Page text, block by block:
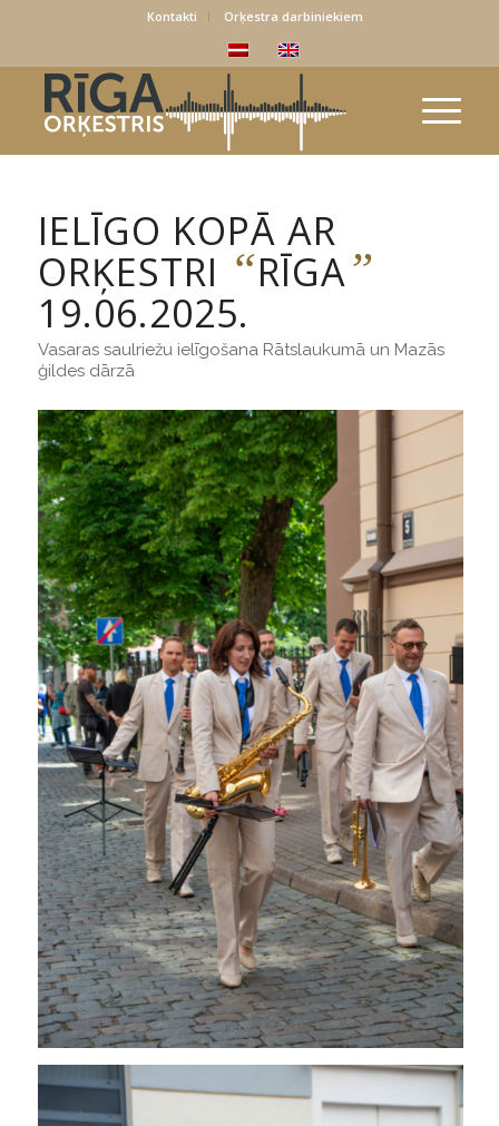
Kontakti Orķestra darbiniekiem
IELĪGO KOPĀ AR
ORĶESTRI “RĪGA”
19.06.2025.
Vasaras saulriežu ielīgošana Rātslaukumā un Mazās
ģildes dārzā